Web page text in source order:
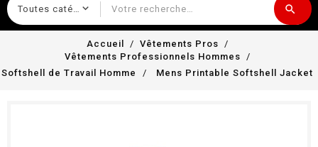
search
Accueil
Vêtements Pros
Vêtements Professionnels Hommes
Softshell de Travail Homme
Mens Printable Softshell Jacket